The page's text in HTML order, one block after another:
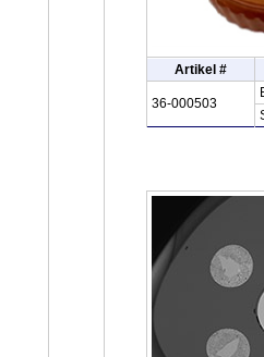
Artikel #
36-000503